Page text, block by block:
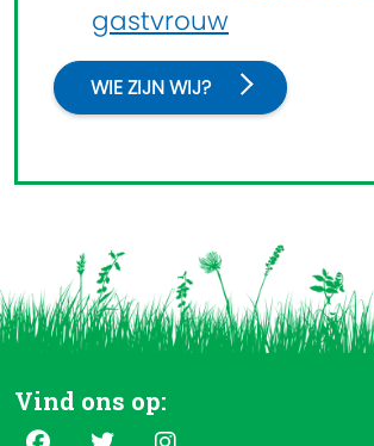
gastvrouw
WIE ZIJN WIJ?
Vind ons op: